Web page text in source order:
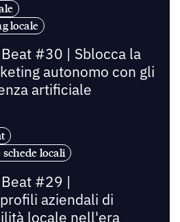
locale
#30 | Sblocca la
autonomo con gli
artificiale
locali
#29 |
aziendali di
locale nell'era